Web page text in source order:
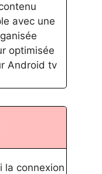
avec une
optimisée
Android tv
la connexion